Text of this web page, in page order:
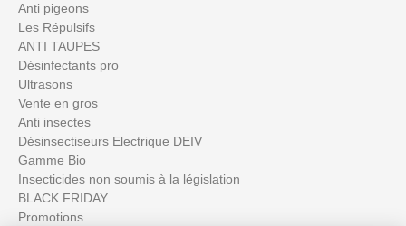
Anti pigeons
Les Répulsifs
ANTI TAUPES
Désinfectants pro
Ultrasons
Vente en gros
Anti insectes
Désinsectiseurs Electrique DEIV
Gamme Bio
Insecticides non soumis à la législation
BLACK FRIDAY
Promotions